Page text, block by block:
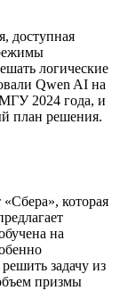
доступная
логические
Qwen AI на
2024 года, и
план решения.
которая
на
задачу из
призмы